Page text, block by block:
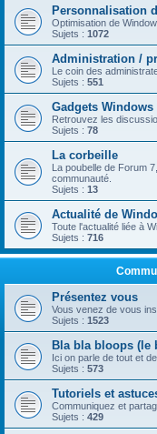
Personnalisation
Optimisation de
Sujets : 1072
Administration /
Le coin des
Sujets : 551
Gadgets Windows
Retrouvez les
Sujets : 78
La corbeille
La poubelle de Forum
communauté.
Sujets : 13
Actualité de
Toute l'actualité liée à
Sujets : 716
Présentez vous
Vous venez de vous
Sujets : 1523
Bla bla bloops (le
Ici on parle de tout et
Sujets : 573
Tutoriels et
Communiquez et
Sujets : 429